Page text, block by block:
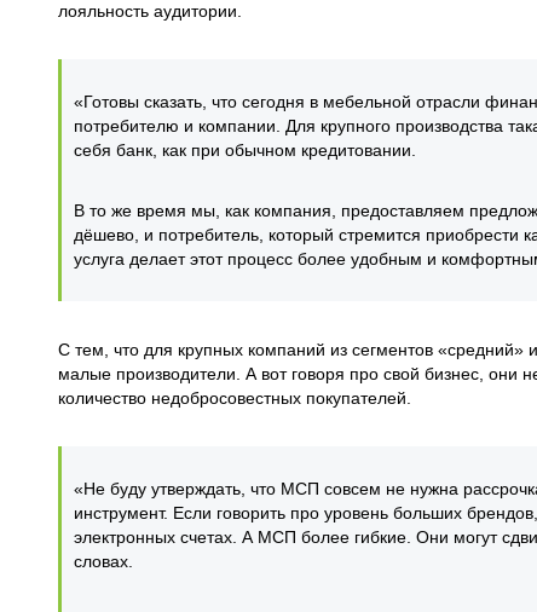
лояльность аудитории.
«Готовы сказать, что сегодня в мебельной отрасли
потребителю и компании. Для крупного производства
себя банк, как при обычном кредитовании.
В то же время мы, как компания, предоставляем
дёшево, и потребитель, который стремится приобрести
услуга делает этот процесс более удобным и
С тем, что для крупных компаний из сегментов
малые производители. А вот говоря про свой бизнес, они
количество недобросовестных покупателей.
«Не буду утверждать, что МСП совсем не нужна
инструмент. Если говорить про уровень больших
электронных счетах. А МСП более гибкие. Они могут
словах.